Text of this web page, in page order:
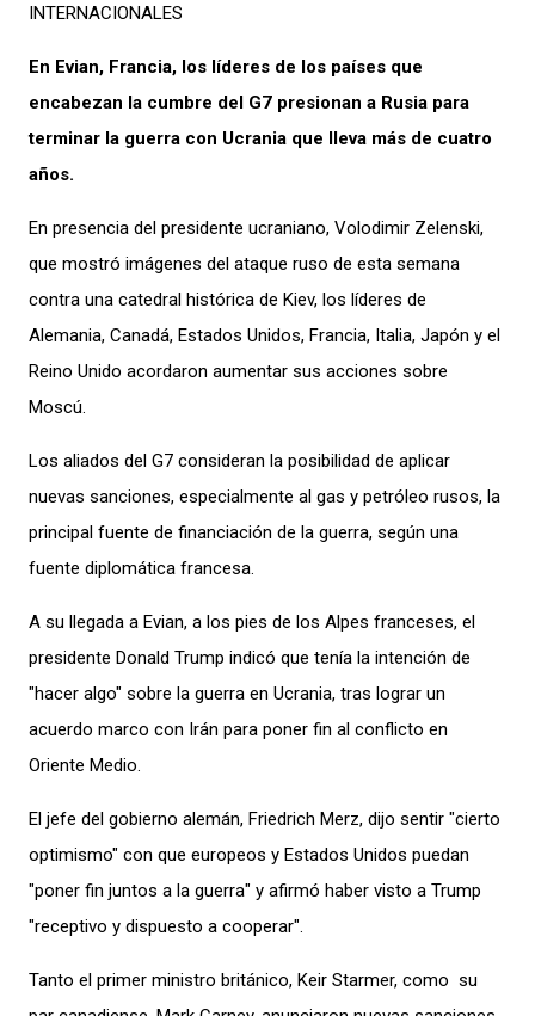
INTERNACIONALES
En Evian, Francia, los líderes de los países que
encabezan la cumbre del G7 presionan a Rusia para
terminar la guerra con Ucrania que lleva más de cuatro
años.
En presencia del presidente ucraniano, Volodimir Zelenski,
que mostró imágenes del ataque ruso de esta semana
contra una catedral histórica de Kiev, los líderes de
Alemania, Canadá, Estados Unidos, Francia, Italia, Japón y el
Reino Unido acordaron aumentar sus acciones sobre
Moscú.
Los aliados del G7 consideran la posibilidad de aplicar
nuevas sanciones, especialmente al gas y petróleo rusos, la
principal fuente de financiación de la guerra, según una
fuente diplomática francesa.
A su llegada a Evian, a los pies de los Alpes franceses, el
presidente Donald Trump indicó que tenía la intención de
"hacer algo" sobre la guerra en Ucrania, tras lograr un
acuerdo marco con Irán para poner fin al conflicto en
Oriente Medio.
El jefe del gobierno alemán, Friedrich Merz, dijo sentir "cierto
optimismo" con que europeos y Estados Unidos puedan
"poner fin juntos a la guerra" y afirmó haber visto a Trump
"receptivo y dispuesto a cooperar".
Tanto el primer ministro británico, Keir Starmer, como su